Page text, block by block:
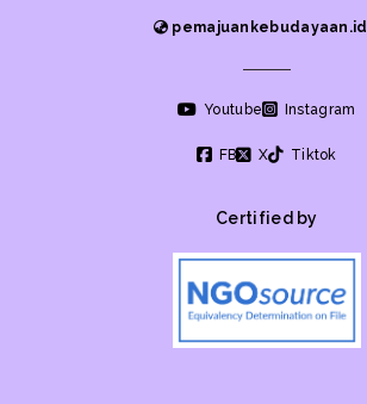
pemajuankebudayaan.id
Youtube Instagram
FB X Tiktok
Certified by